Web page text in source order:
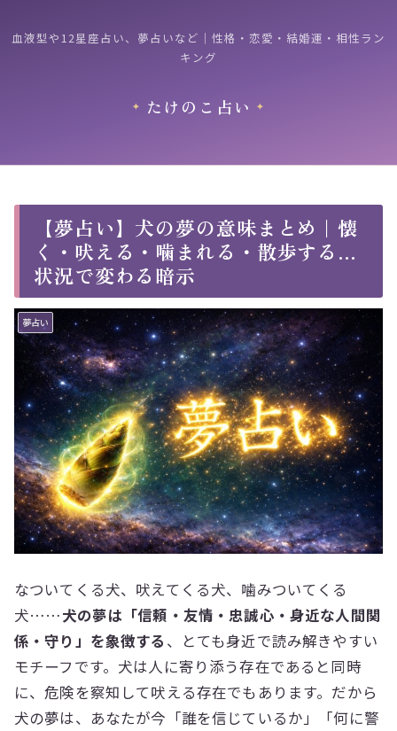
血液型や12星座占い、夢占いなど｜性格・恋愛・結婚運・相性ラン
キング
たけのこ占い
【夢占い】犬の夢の意味まとめ｜懐
く・吠える・噛まれる・散歩する…
状況で変わる暗示
夢占い
なついてくる犬、吠えてくる犬、噛みついてくる
犬……犬の夢は「信頼・友情・忠誠心・身近な人間関
係・守り」を象徴する 、とても身近で読み解きやすい
モチーフです。犬は人に寄り添う存在であると同時
に、危険を察知して吠える存在でもあります。だから
犬の夢は、あなたが今「誰を信じているか」「何に警